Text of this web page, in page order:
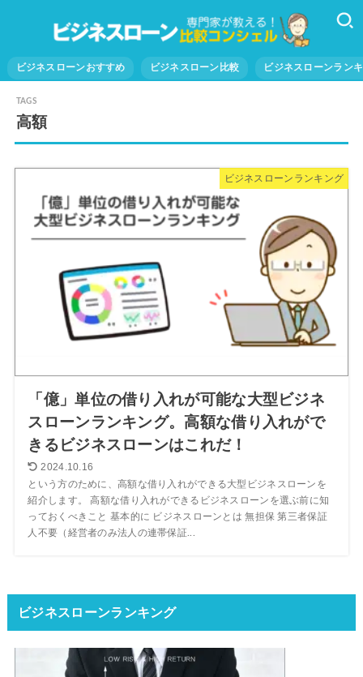
ビジネスローンおすすめ ビジネスローン比較 ビジネスローンラン
高額
ビジネスローンランキング
「億」単位の借り入れが可能な大型ビジネ
スローンランキング。高額な借り入れがで
きるビジネスローンはこれだ！
2024.10.16
という方のために、高額な借り入れができる大型ビジネスローンを
紹介します。 高額な借り入れができるビジネスローンを選ぶ前に知
っておくべきこと 基本的に ビジネスローンとは 無担保 第三者保証
人不要（経営者のみ法人の連帯保証...
ビジネスローンランキング